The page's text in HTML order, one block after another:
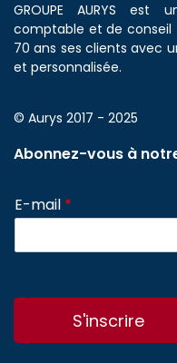
GROUPE AURYS est
comptable et de conseil
70 ans ses clients avec
et personnalisée.
© Aurys 2017 - 2025
Abonnez-vous à
E-mail *
S'inscrire